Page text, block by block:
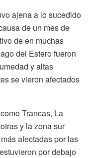
ajena a lo sucedido
de un mes de
de en muchas
del Estero fueron
y altas
se vieron afectados
Trancas, La
y la zona sur
afectadas por las
por debajo